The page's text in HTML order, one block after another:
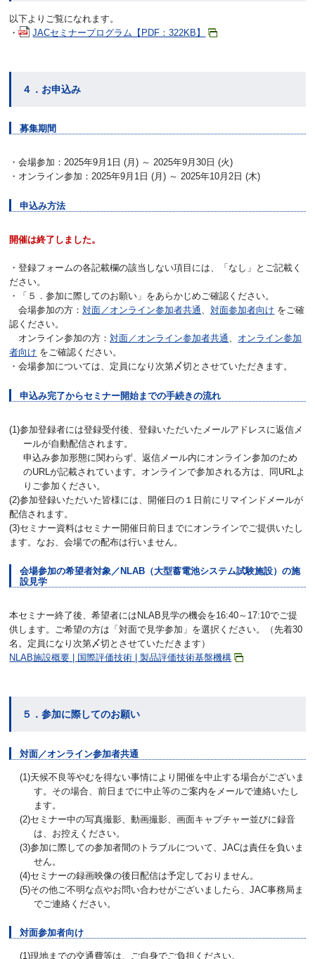
以下よりご覧になれます。
・
JACセミナープログラム【PDF：322KB】
４．お申込み
募集期間
・会場参加：2025年9月1日 (月) ～ 2025年9月30日 (火)
・オンライン参加：2025年9月1日 (月) ～ 2025年10月2日 (木)
申込み方法
開催は終了しました。
・登録フォームの各記載欄の該当しない項目には、「なし」とご記載く
ださい。
・「５．参加に際してのお願い」をあらかじめご確認ください。
会場参加の方：対面／オンライン参加者共通 、対面参加者向け をご確
認ください。
オンライン参加の方：対面／オンライン参加者共通
オンライン参加
者向け をご確認ください。
・会場参加については、定員になり次第〆切とさせていただきます。
申込み完了からセミナー開始までの手続きの流れ
(1)参加登録者には登録受付後、登録いただいたメールアドレスに返信メ
ールが自動配信されます。
申込み参加形態に関わらず、返信メール内にオンライン参加のため
のURLが記載されています。オンラインで参加される方は、同URLよ
りご参加ください。
(2)参加登録いただいた皆様には、開催日の１日前にリマインドメールが
配信されます。
(3)セミナー資料はセミナー開催日前日までにオンラインでご提供いたし
ます。なお、会場での配布は行いません。
会場参加の希望者対象／NLAB（大型蓄電池システム試験施設）の施
設見学
本セミナー終了後、希望者にはNLAB見学の機会を16:40～17:10でご提
供します。ご希望の方は「対面で見学参加」を選択ください。（先着30
名。定員になり次第〆切とさせていただきます）
NLAB施設概要 | 国際評価技術 | 製品評価技術基盤機構
５．参加に際してのお願い
対面／オンライン参加者共通
(1)天候不良等やむを得ない事情により開催を中止する場合がございま
す。その場合、前日までに中止等のご案内をメールで連絡いたし
ます。
(2)セミナー中の写真撮影、動画撮影、画面キャプチャー並びに録音
は、お控えください。
(3)参加に際しての参加者間のトラブルについて、JACは責任を負いま
せん。
(4)セミナーの録画映像の後日配信は予定しておりません。
(5)その他ご不明な点やお問い合わせがございましたら、JAC事務局ま
でご連絡ください。
対面参加者向け
(1)現地までの交通費等は、ご自身でご負担ください。